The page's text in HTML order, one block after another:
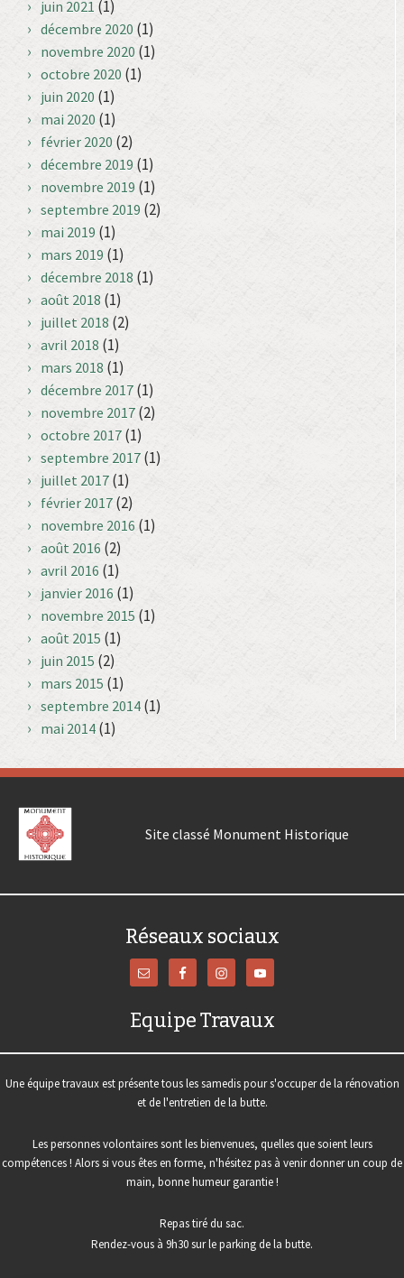
juin 2021 (1)
décembre 2020 (1)
novembre 2020 (1)
octobre 2020 (1)
juin 2020 (1)
mai 2020 (1)
février 2020 (2)
décembre 2019 (1)
novembre 2019 (1)
septembre 2019 (2)
mai 2019 (1)
mars 2019 (1)
décembre 2018 (1)
août 2018 (1)
juillet 2018 (2)
avril 2018 (1)
mars 2018 (1)
décembre 2017 (1)
novembre 2017 (2)
octobre 2017 (1)
septembre 2017 (1)
juillet 2017 (1)
février 2017 (2)
novembre 2016 (1)
août 2016 (2)
avril 2016 (1)
janvier 2016 (1)
novembre 2015 (1)
août 2015 (1)
juin 2015 (2)
mars 2015 (1)
septembre 2014 (1)
mai 2014 (1)
Site classé Monument Historique
Réseaux sociaux
Equipe Travaux
Une équipe travaux est présente tous les samedis pour s'occuper de la rénovation
et de l'entretien de la butte.
Les personnes volontaires sont les bienvenues, quelles que soient leurs
compétences ! Alors si vous êtes en forme, n'hésitez pas à venir donner un coup de
main, bonne humeur garantie !
Repas tiré du sac.
Rendez-vous à 9h30 sur le parking de la butte.